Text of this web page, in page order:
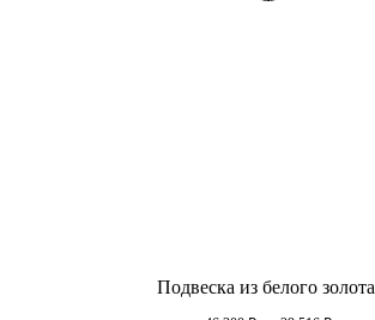
Подвеска из белого золота